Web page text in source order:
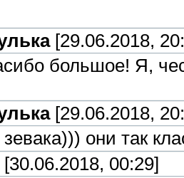
[29.06.2018,
большое! Я,
[29.06.2018,
они так
[30.06.2018, 00:29]